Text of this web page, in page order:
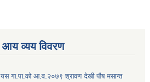
आय व्यय विवरण
यस गा.पा.को आ.व.२०७९ श्रावण देखी पौष मसान्त